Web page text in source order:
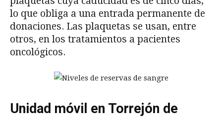
lo que obliga a una entrada permanente de
donaciones. Las plaquetas se usan, entre
otros, en los tratamientos a pacientes
oncológicos.
Unidad móvil en Torrejón de